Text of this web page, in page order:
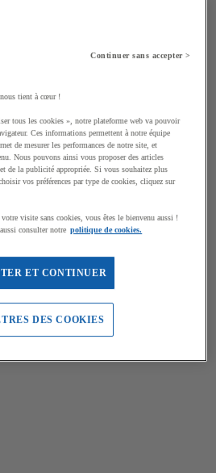
Continuer sans accepter >
tient à cœur !
tous les cookies », notre plateforme web va pouvoir
Ces informations permettent à notre équipe
de mesurer les performances de notre site, et
Nous pouvons ainsi vous proposer des articles
de la publicité appropriée. Si vous souhaitez plus
vos préférences par type de cookies, cliquez sur
visite sans cookies, vous êtes le bienvenu aussi !
consulter notre politique de cookies.
ET CONTINUER
DES COOKIES